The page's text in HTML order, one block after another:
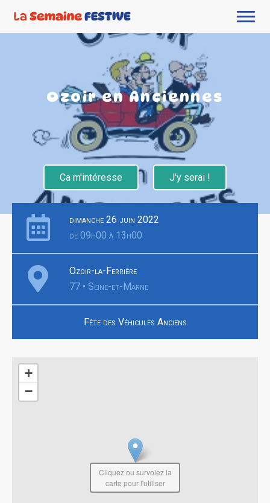
Ozoir en Anciennes
Ca m'intéresse J'y serai !
dimanche 26 juin 2022
de 09h00 à 13h00
Ozoir-la-Ferrière
77 • Seine-et-Marne
Fête des Véhicules Anciens
+
−
Cliquez ou survolez la
carte pour l'utiliser